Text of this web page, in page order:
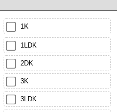
1K
1LDK
2DK
3K
3LDK